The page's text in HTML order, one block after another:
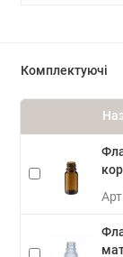
Комплектуючі
Арт.